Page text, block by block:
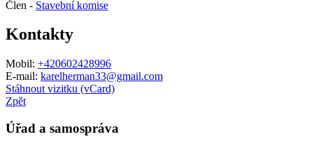
Člen - Stavební komise
Kontakty
Mobil: +420602428996
E-mail: karelherman33@gmail.com
Stáhnout vizitku (vCard)
Zpět
Úřad a samospráva